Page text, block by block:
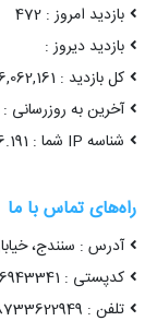
بازدید امروز : 472
بازدید دیروز :
کل بازدید : 6,062,161
آخرین به روزرسانی : 1405/05/11 11:56:19
شناسه IP شما : 216.73.216.191
راه‌های تماس با ما
آدرس : سنندج،
کدپستی : 6616943341
تلفن : 08733622949-52